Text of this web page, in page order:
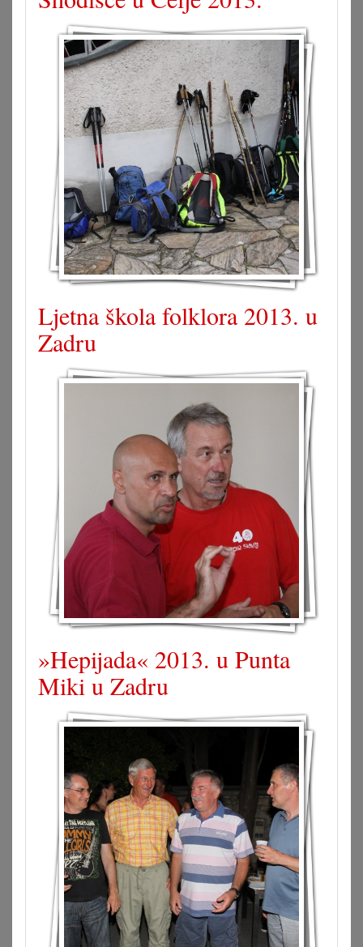
Ljetna škola folklora 2013. u
Zadru
»Hepijada« 2013. u Punta
Miki u Zadru